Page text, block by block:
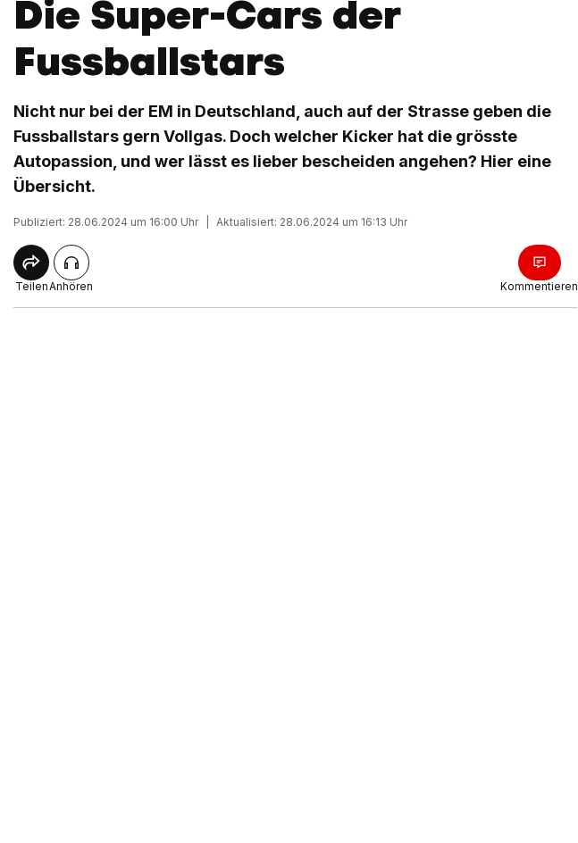
Die Super-Cars der
Fussballstars
Nicht nur bei der EM in Deutschland, auch auf der Strasse geben die
Fussballstars gern Vollgas. Doch welcher Kicker hat die grösste
Autopassion, und wer lässt es lieber bescheiden angehen? Hier eine
Übersicht.
Publiziert: 28.06.2024 um 16:00 Uhr Aktualisiert: 28.06.2024 um 16:13 Uhr
TeilenAnhören Kommentieren